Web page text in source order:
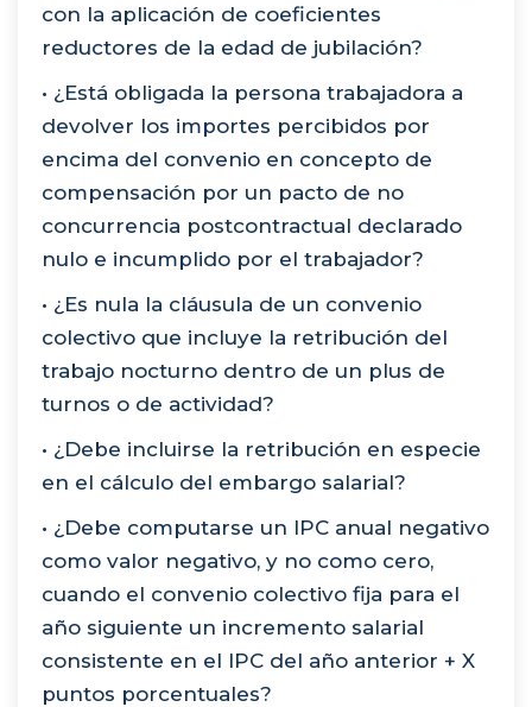
con la aplicación de coeficientes
reductores de la edad de jubilación?
• ¿Está obligada la persona trabajadora a
devolver los importes percibidos por
encima del convenio en concepto de
compensación por un pacto de no
concurrencia postcontractual declarado
nulo e incumplido por el trabajador?
• ¿Es nula la cláusula de un convenio
colectivo que incluye la retribución del
trabajo nocturno dentro de un plus de
turnos o de actividad?
• ¿Debe incluirse la retribución en especie
en el cálculo del embargo salarial?
• ¿Debe computarse un IPC anual negativo
como valor negativo, y no como cero,
cuando el convenio colectivo fija para el
año siguiente un incremento salarial
consistente en el IPC del año anterior + X
puntos porcentuales?